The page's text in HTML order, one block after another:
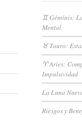
♊ Géminis:
Mental
♉ Tauro:
♈ Aries:
Impulsividad
La Luna
Riesgos y